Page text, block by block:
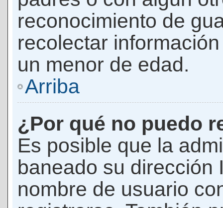
reconocimiento de
recolectar
un menor de edad.
Arriba
¿Por qué no puedo
Es posible que la
baneado su dirección
nombre de usuario